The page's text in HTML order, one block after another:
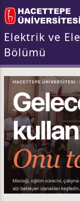
Elektrik ve
Bölümü